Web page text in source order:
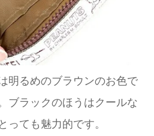
明るめのブラウンのお色で
ブラックのほうはクールな
っても魅力的です。